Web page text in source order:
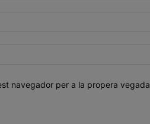
navegador per a la propera vegada